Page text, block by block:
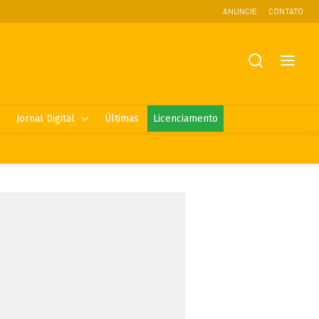
ANUNCIE CONTATO
Jornal Digital Últimas Licenciamento